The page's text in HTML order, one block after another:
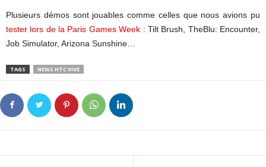
Plusieurs démos sont jouables comme celles que nous avions pu
tester lors de la Paris Games Week : Tilt Brush, TheBlu: Encounter,
Job Simulator, Arizona Sunshine…
TAGS NEWS HTC VIVE